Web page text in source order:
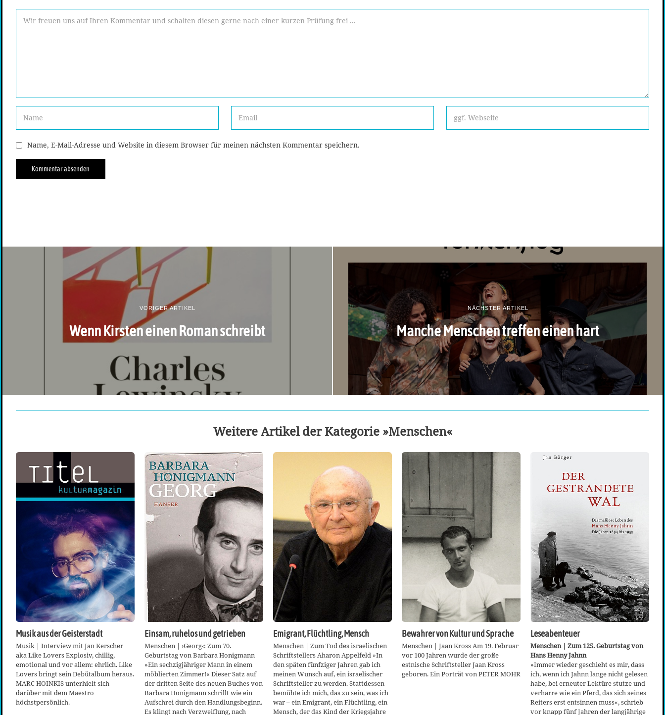
Name, E-Mail-Adresse und Website in diesem Browser für meinen nächsten Kommentar speichern.
VORIGER ARTIKEL
Wenn Kirsten einen Roman schreibt
NÄCHSTER ARTIKEL
Manche Menschen treffen einen hart
Weitere Artikel der Kategorie »Menschen«
Musik aus der Geisterstadt
Musik | Interview mit Jan Kerscher
aka Like Lovers Explosiv, chillig,
emotional und vor allem: ehrlich. Like
Lovers bringt sein Debütalbum heraus.
MARC HOINKIS unterhielt sich
darüber mit dem Maestro
höchstpersönlich.
Einsam, ruhelos und getrieben
Menschen | ›Georg‹: Zum 70.
Geburtstag von Barbara Honigmann
»Ein sechzigjähriger Mann in einem
möblierten Zimmer!« Dieser Satz auf
der dritten Seite des neuen Buches von
Barbara Honigmann schrillt wie ein
Aufschrei durch den Handlungsbeginn.
Es klingt nach Verzweiflung, nach
Emigrant, Flüchtling, Mensch
Menschen | Zum Tod des israelischen
Schriftstellers Aharon Appelfeld »In
den späten fünfziger Jahren gab ich
meinen Wunsch auf, ein israelischer
Schriftsteller zu werden. Stattdessen
bemühte ich mich, das zu sein, was ich
war – ein Emigrant, ein Flüchtling, ein
Mensch, der das Kind der Kriegsjahre
Bewahrer von Kultur und Sprache
Menschen | Jaan Kross Am 19. Februar
vor 100 Jahren wurde der große
estnische Schriftsteller Jaan Kross
geboren. Ein Porträt von PETER MOHR
Leseabenteuer
Menschen | Zum 125. Geburtstag von
Hans Henny Jahnn
»Immer wieder geschieht es mir, dass
ich, wenn ich Jahnn lange nicht gelesen
habe, bei erneuter Lektüre stutze und
verharre wie ein Pferd, das sich seines
Reiters erst entsinnen muss«, schrieb
vor knapp fünf Jahren der langjährige